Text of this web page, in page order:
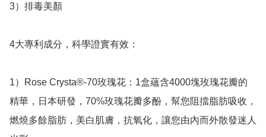
3）排毒美顏
4大專利成分，科學證實有效：
1）Rose Crysta®-70玫瑰花：1盒蘊含4000塊玫瑰花瓣的
精華，日本研發，70%玫瑰花瓣多酚，幫您阻擋脂肪吸收，
燃燒多餘脂肪，美白肌膚，抗氧化，讓您由內而外散發迷人